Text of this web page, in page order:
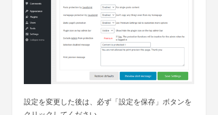
設定を変更した後は、必ず「設定を保存」ボタンを